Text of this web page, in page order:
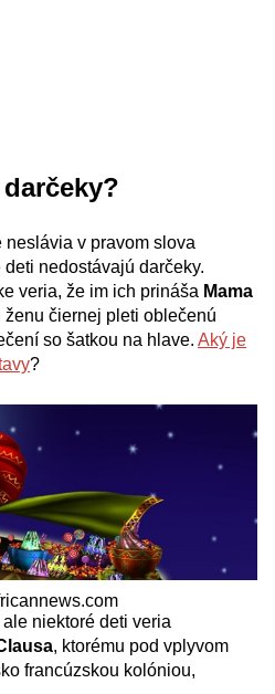
v pravom slova
nedostávajú darčeky.
veria, že im ich prináša Mama
ženu čiernej pleti oblečenú
so šatkou na hlave. Aký je
?
niektoré deti veria
, ktorému pod vplyvom
francúzskou kolóniou,